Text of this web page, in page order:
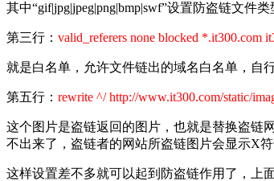
其中“gif|jpg|jpeg|png|bmp|swf”设置防盗链文件
第三行： valid_referers none blocked *.it300.com
就是白名单，允许文件链出的域名白名单，自
第五行： rewrite ^/ http://www.it300.com/static/
这个图片是盗链返回的图片，也就是替换盗链
不出来了，盗链者的网站所盗链图片会显示X符
这样设置差不多就可以起到防盗链作用了，上